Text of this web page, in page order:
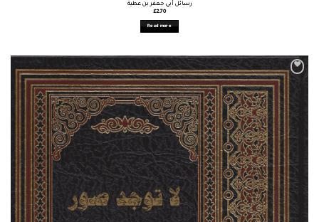
رسائل أبي جعفر بن عطية
£2.70
Read more